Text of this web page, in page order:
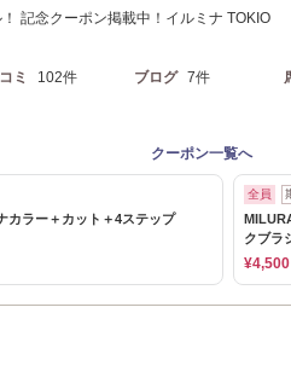
記念クーポン掲載中！イルミナ TOKIO
ミ 102件 ブログ 7件
クーポン一覧へ
ラー＋カット＋4ステップ
全員
クブラ
¥4,500